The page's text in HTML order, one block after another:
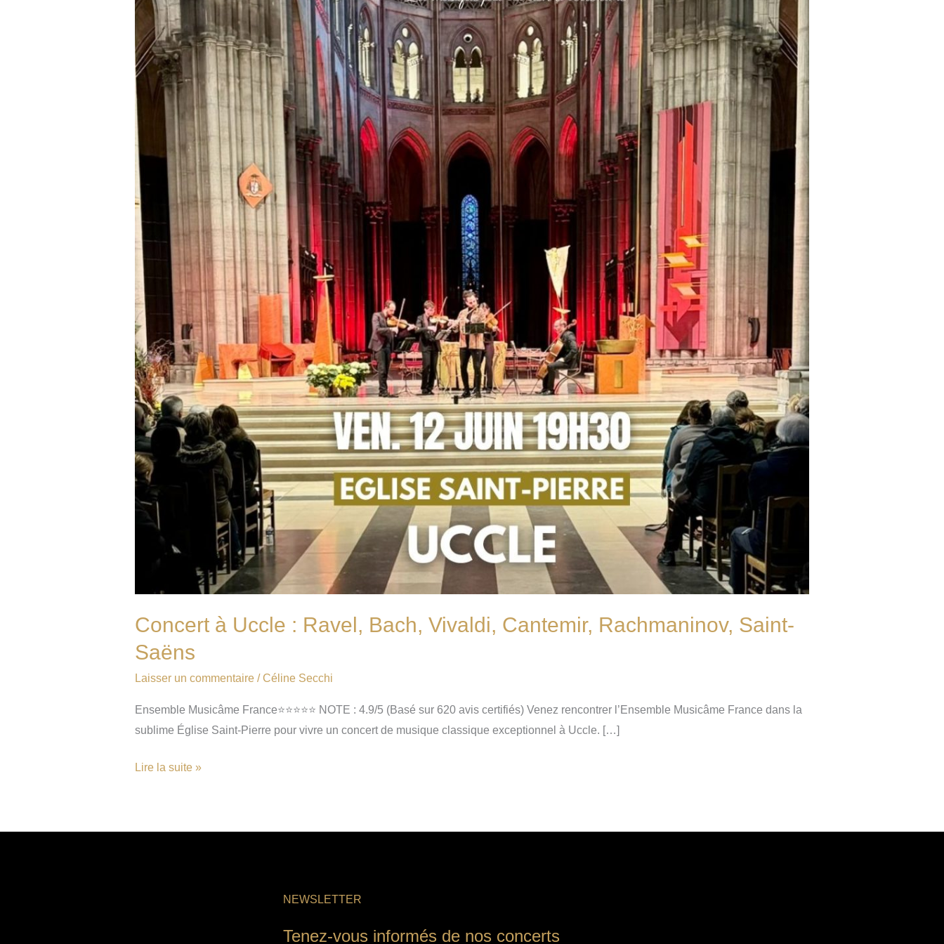
Concert à Uccle : Ravel, Bach, Vivaldi, Cantemir, Rachmaninov, Saint-
Saëns
Laisser un commentaire /Céline Secchi
Ensemble Musicâme France⭐⭐⭐⭐⭐ NOTE : 4.9/5 (Basé sur 620 avis certifiés) Venez rencontrer l’Ensemble Musicâme France dans la
sublime Église Saint-Pierre pour vivre un concert de musique classique exceptionnel à Uccle. […]
Ravel,
Bach,
Vivaldi,
Cantemir,
Rachmaninov,
Saint-
Saëns
Lire la suite »
NEWSLETTER
Tenez-vous informés de nos concerts